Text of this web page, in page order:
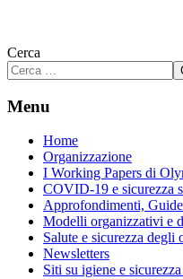
Cerca
Menu
Home
Organizzazione
I Working Papers di
COVID-19 e sicurezza
Approfondimenti,
Modelli organizzativi e
Salute e sicurezza degli
Newsletters
Siti su igiene e